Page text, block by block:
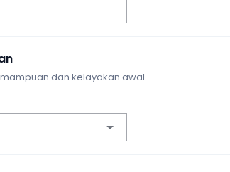
dan kelayakan awal.